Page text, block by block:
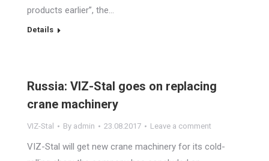
products earlier”, the…
Details
Russia: VIZ-Stal goes on replacing
crane machinery
VIZ-Stal By admin 23.08.2017 Leave a comment
VIZ-Stal will get new crane machinery for its cold-